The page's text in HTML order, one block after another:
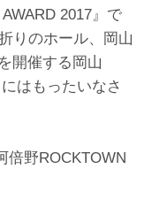
2017』で
りのホール、岡山
開催する岡山
はもったいなさ
倍野ROCKTOWN